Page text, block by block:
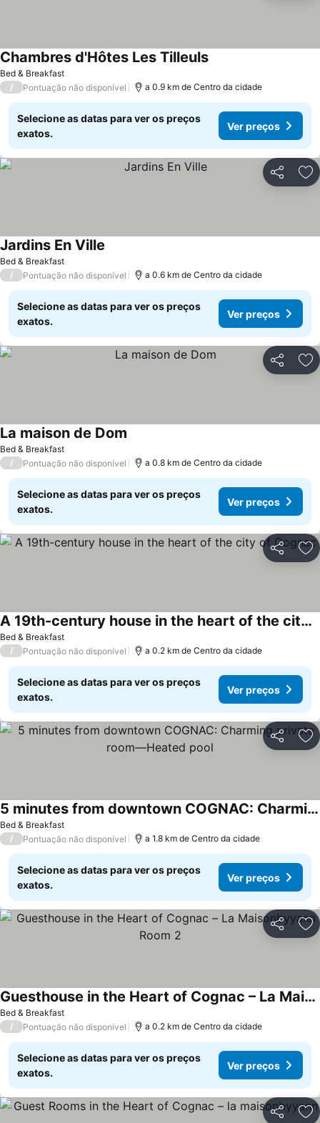
Bed & Breakfast
Chambres d'Hôtes Les Tilleuls
/ Pontuação não disponível a 0.9 km de Centro da cidade
Selecione as datas para ver os preços
exatos.
Ver preços
Partilhar
Bed & Breakfast
Jardins En Ville
/ Pontuação não disponível a 0.6 km de Centro da cidade
Selecione as datas para ver os preços
exatos.
Ver preços
Partilhar
Bed & Breakfast
La maison de Dom
/ Pontuação não disponível a 0.8 km de Centro da cidade
Selecione as datas para ver os preços
exatos.
Ver preços
Partilhar
Bed & Breakfast
A 19th-century house in the heart of the city of Cognac
/ Pontuação não disponível a 0.2 km de Centro da cidade
Selecione as datas para ver os preços
exatos.
Ver preços
Partilhar
Bed & Breakfast
5 minutes from downtown COGNAC: Charming private room—Heated pool
/ Pontuação não disponível a 1.8 km de Centro da cidade
Selecione as datas para ver os preços
exatos.
Ver preços
Partilhar
Bed & Breakfast
Guesthouse in the Heart of Cognac – La Maisonbyyann Room 2
/ Pontuação não disponível a 0.2 km de Centro da cidade
Selecione as datas para ver os preços
exatos.
Ver preços
Partilhar